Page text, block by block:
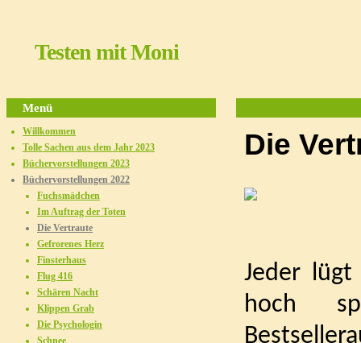
Testen mit Moni
Die
Jeder
hoch
Menü
Willkommen
Tolle Sachen aus dem Jahr 2023
Büchervorstellungen 2023
Büchervorstellungen 2022
Fuchsmädchen
Im Auftrag der Toten
Die Vertraute
Gefrorenes Herz
Finsterhaus
Flug 416
Schären Nacht
Klippen Grab
Die Psychologin